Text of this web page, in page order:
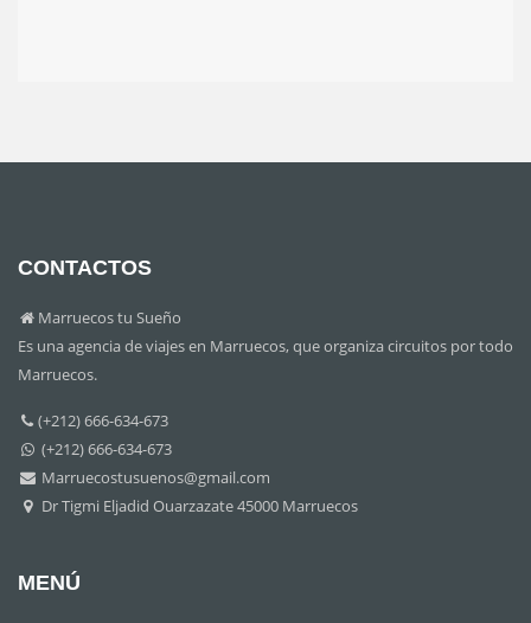
CONTACTOS
Marruecos tu Sueño
Es una agencia de viajes en Marruecos, que organiza circuitos por todo
Marruecos.
(+212) 666-634-673
(+212) 666-634-673
Marruecostusuenos@gmail.com
Dr Tigmi Eljadid Ouarzazate 45000 Marruecos
MENÚ